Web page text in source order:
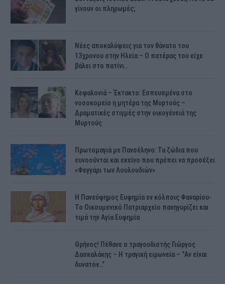
γίνουν οι πληρωμές;
Νέες αποκαλύψεις για τον θάνατο του
13χρονου στην Ηλεία – Ο πατέρας του είχε
βάλει στο πατίνι…
Κεφαλονιά – Έκτακτο: Εσπευσμένα στο
νοσοκομείο η μητέρα της Μυρτούς –
Δραματικές στιγμές στην οικογένειά της
Μυρτούς
Πρωτομαγιά με Πανσέληνο: Τα ζώδια που
ευνοούνται και εκείνο που πρέπει να προσέξει
«Φεγγάρι των Λουλουδιών»
H Πανεύφημος Ευφημία εν κόλποις Φαναρίου-
Το Οικουμενικό Πατριαρχείο πανηγυρίζει και
τιμά την Αγία Ευφημία
Θρήνος! Πέθανε ο τραγουδιστής Γιώργος
Δασκαλάκης – Η τραγική ειρωνεία – “Αν είναι
δυνατόν…”